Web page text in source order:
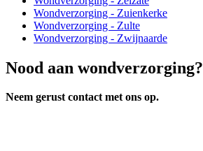
Wondverzorging - Zuienkerke
Wondverzorging - Zulte
Wondverzorging - Zwijnaarde
Nood aan wondverzorging?
Neem gerust contact met ons op.